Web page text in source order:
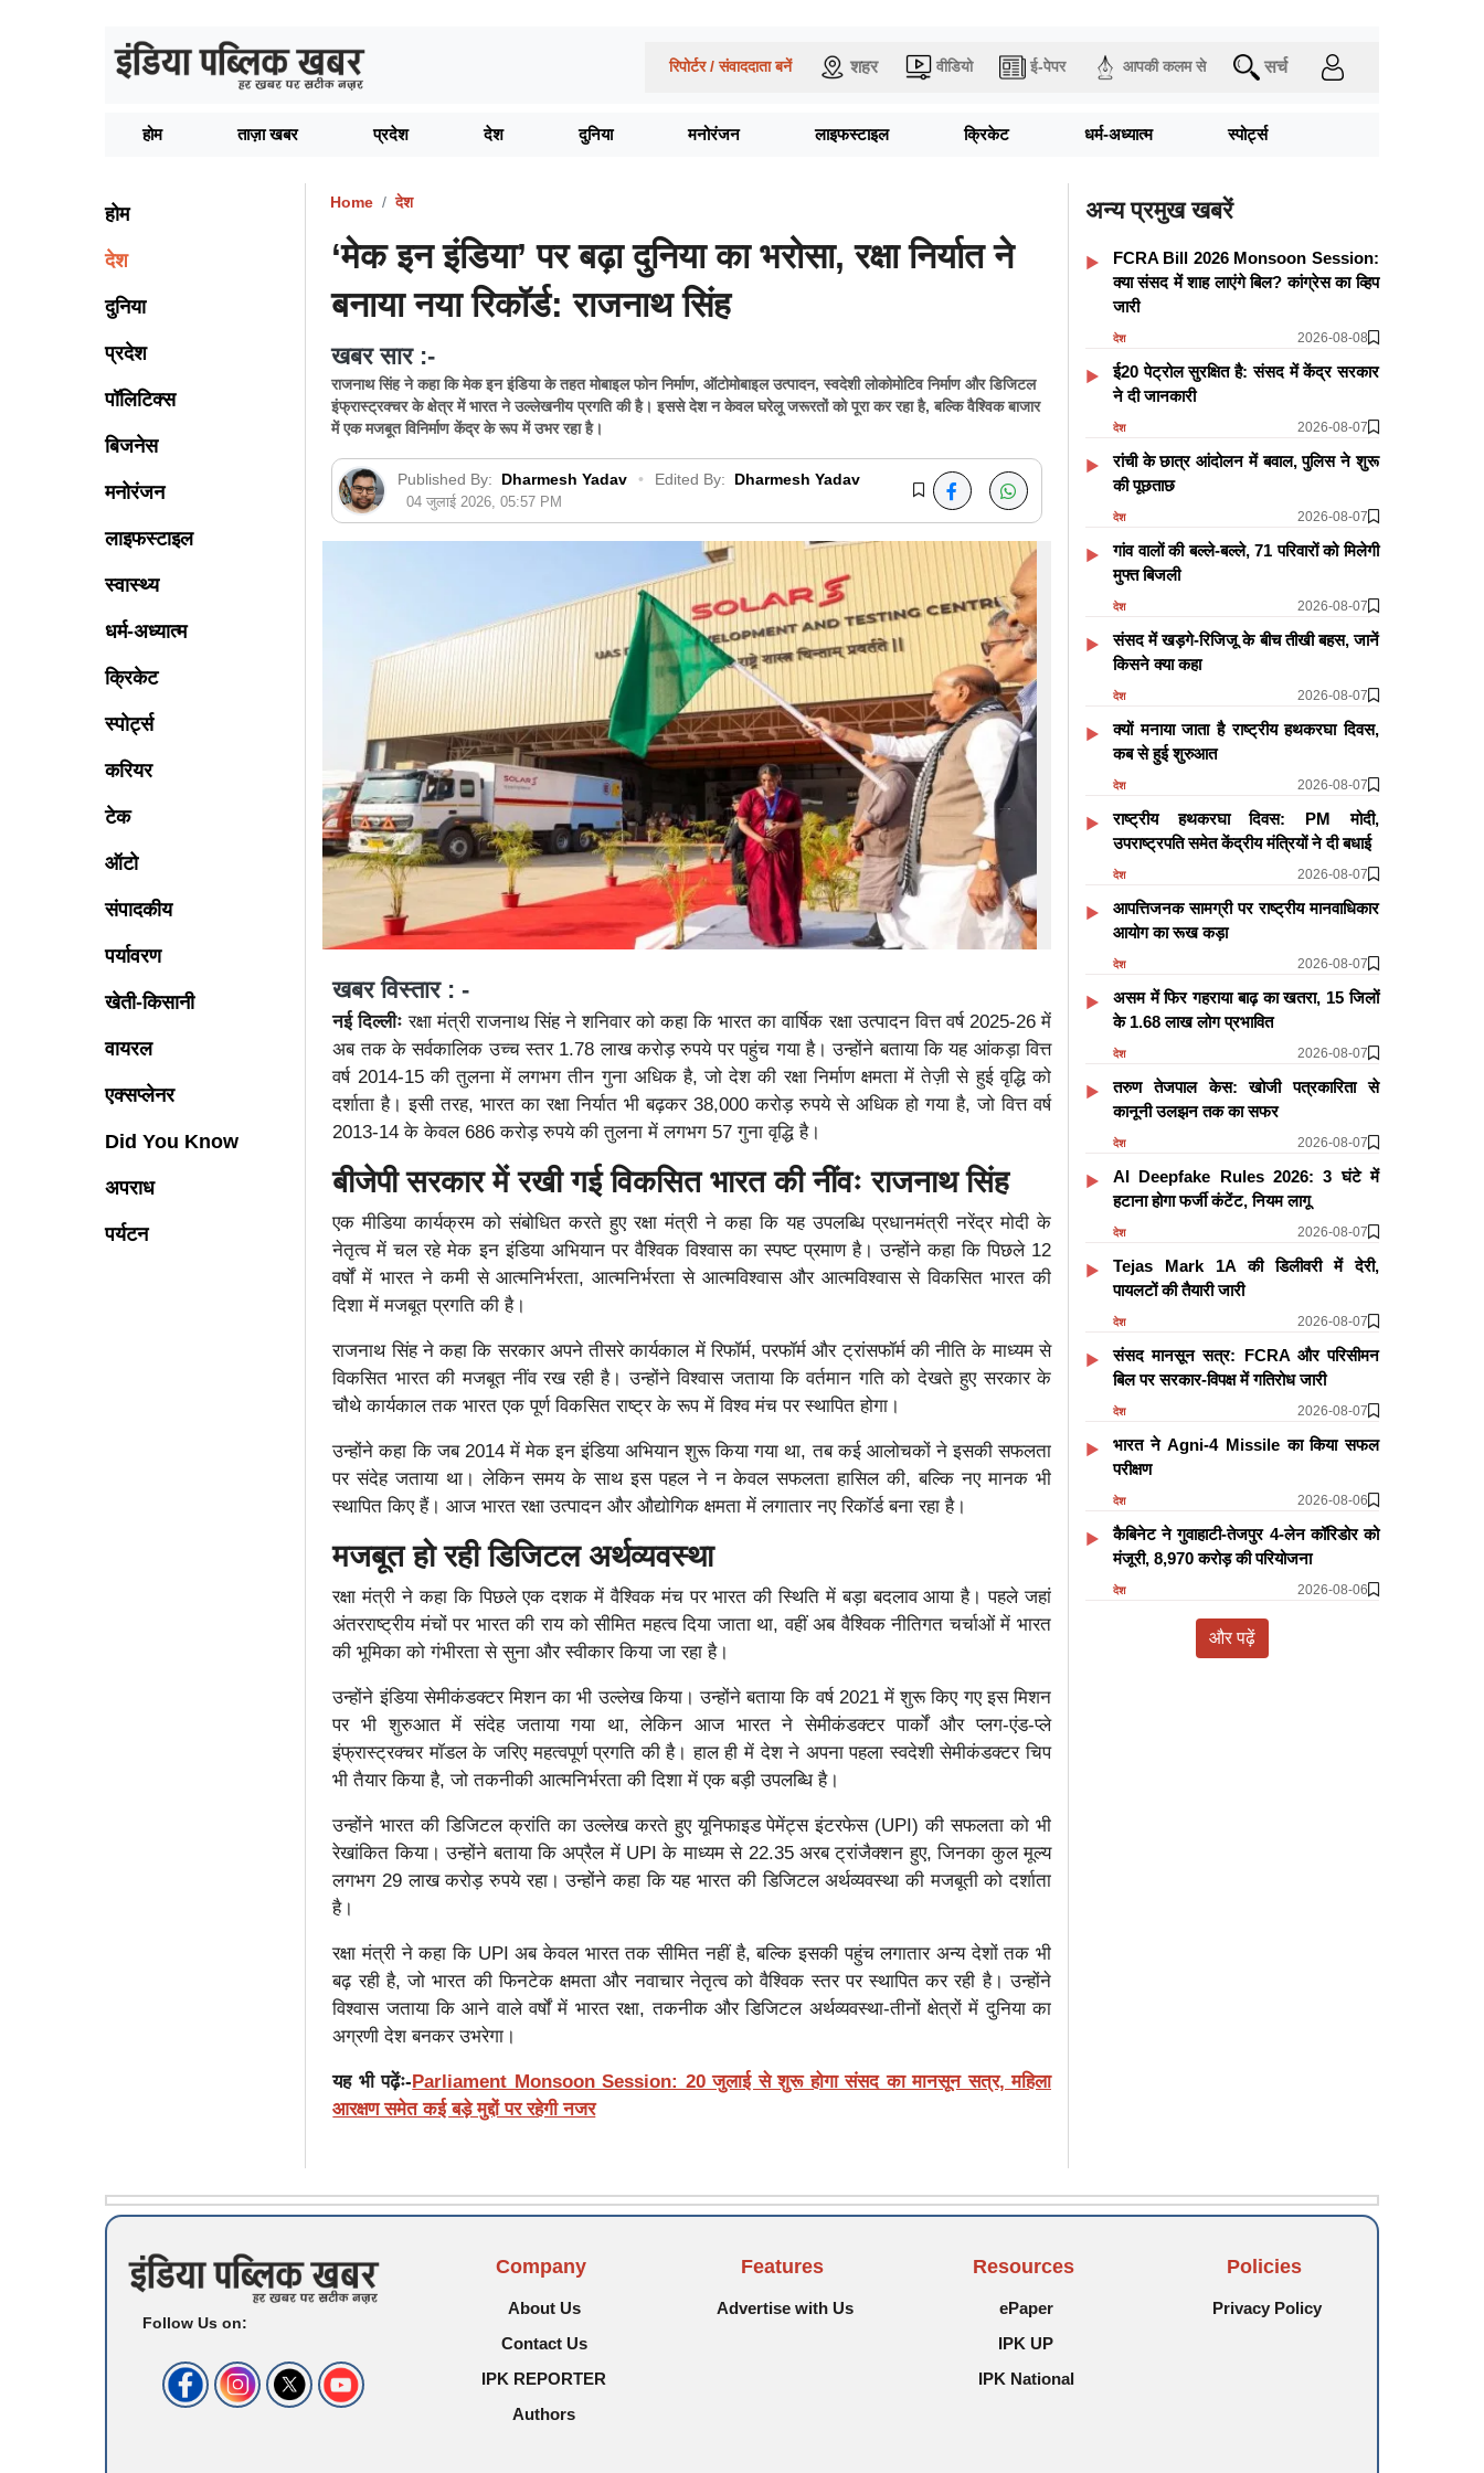
रिपोर्टर / संवाददाता बनें शहर वीडियो ई-पेपर आपकी कलम से सर्च
होम ताज़ा खबर प्रदेश देश दुनिया मनोरंजन लाइफस्टाइल क्रिकेट धर्म-अध्यात्म स्पोर्ट्स
होम
देश
दुनिया
प्रदेश
पॉलिटिक्स
बिजनेस
मनोरंजन
लाइफस्टाइल
स्वास्थ्य
धर्म-अध्यात्म
क्रिकेट
स्पोर्ट्स
करियर
टेक
ऑटो
संपादकीय
पर्यावरण
खेती-किसानी
वायरल
एक्सप्लेनर
Did You Know
अपराध
पर्यटन
Home देश
‘मेक इन इंडिया’ पर बढ़ा दुनिया का भरोसा, रक्षा निर्यात ने
बनाया नया रिकॉर्ड: राजनाथ सिंह
खबर सार :-
राजनाथ सिंह ने कहा कि मेक इन इंडिया के तहत मोबाइल फोन निर्माण, ऑटोमोबाइल उत्पादन, स्वदेशी लोकोमोटिव निर्माण और डिजिटल
इंफ्रास्ट्रक्चर के क्षेत्र में भारत ने उल्लेखनीय प्रगति की है। इससे देश न केवल घरेलू जरूरतों को पूरा कर रहा है, बल्कि वैश्विक बाजार
में एक मजबूत विनिर्माण केंद्र के रूप में उभर रहा है।
Published By: Dharmesh Yadav • Edited By: Dharmesh Yadav
04 जुलाई 2026, 05:57 PM
खबर विस्तार : -
नई दिल्लीःरक्षा मंत्री राजनाथ सिंह ने शनिवार को कहा कि भारत का वार्षिक रक्षा उत्पादन वित्त वर्ष 2025-26 में
अब तक के सर्वकालिक उच्च स्तर 1.78 लाख करोड़ रुपये पर पहुंच गया है। उन्होंने बताया कि यह आंकड़ा वित्त
वर्ष 2014-15 की तुलना में लगभग तीन गुना अधिक है, जो देश की रक्षा निर्माण क्षमता में तेज़ी से हुई वृद्धि को
दर्शाता है। इसी तरह, भारत का रक्षा निर्यात भी बढ़कर 38,000 करोड़ रुपये से अधिक हो गया है, जो वित्त वर्ष
2013-14 के केवल 686 करोड़ रुपये की तुलना में लगभग 57 गुना वृद्धि है।
बीजेपी सरकार में रखी गई विकसित भारत की नींवः राजनाथ सिंह
एक मीडिया कार्यक्रम को संबोधित करते हुए रक्षा मंत्री ने कहा कि यह उपलब्धि प्रधानमंत्री नरेंद्र मोदी के
नेतृत्व में चल रहे मेक इन इंडिया अभियान पर वैश्विक विश्वास का स्पष्ट प्रमाण है। उन्होंने कहा कि पिछले 12
वर्षों में भारत ने कमी से आत्मनिर्भरता, आत्मनिर्भरता से आत्मविश्वास और आत्मविश्वास से विकसित भारत की
दिशा में मजबूत प्रगति की है।
राजनाथ सिंह ने कहा कि सरकार अपने तीसरे कार्यकाल में रिफॉर्म, परफॉर्म और ट्रांसफॉर्म की नीति के माध्यम से
विकसित भारत की मजबूत नींव रख रही है। उन्होंने विश्वास जताया कि वर्तमान गति को देखते हुए सरकार के
चौथे कार्यकाल तक भारत एक पूर्ण विकसित राष्ट्र के रूप में विश्व मंच पर स्थापित होगा।
उन्होंने कहा कि जब 2014 में मेक इन इंडिया अभियान शुरू किया गया था, तब कई आलोचकों ने इसकी सफलता
पर संदेह जताया था। लेकिन समय के साथ इस पहल ने न केवल सफलता हासिल की, बल्कि नए मानक भी
स्थापित किए हैं। आज भारत रक्षा उत्पादन और औद्योगिक क्षमता में लगातार नए रिकॉर्ड बना रहा है।
मजबूत हो रही डिजिटल अर्थव्यवस्था
रक्षा मंत्री ने कहा कि पिछले एक दशक में वैश्विक मंच पर भारत की स्थिति में बड़ा बदलाव आया है। पहले जहां
अंतरराष्ट्रीय मंचों पर भारत की राय को सीमित महत्व दिया जाता था, वहीं अब वैश्विक नीतिगत चर्चाओं में भारत
की भूमिका को गंभीरता से सुना और स्वीकार किया जा रहा है।
उन्होंने इंडिया सेमीकंडक्टर मिशन का भी उल्लेख किया। उन्होंने बताया कि वर्ष 2021 में शुरू किए गए इस मिशन
पर भी शुरुआत में संदेह जताया गया था, लेकिन आज भारत ने सेमीकंडक्टर पार्कों और प्लग-एंड-प्ले
इंफ्रास्ट्रक्चर मॉडल के जरिए महत्वपूर्ण प्रगति की है। हाल ही में देश ने अपना पहला स्वदेशी सेमीकंडक्टर चिप
भी तैयार किया है, जो तकनीकी आत्मनिर्भरता की दिशा में एक बड़ी उपलब्धि है।
उन्होंने भारत की डिजिटल क्रांति का उल्लेख करते हुए यूनिफाइड पेमेंट्स इंटरफेस (UPI) की सफलता को भी
रेखांकित किया। उन्होंने बताया कि अप्रैल में UPI के माध्यम से 22.35 अरब ट्रांजैक्शन हुए, जिनका कुल मूल्य
लगभग 29 लाख करोड़ रुपये रहा। उन्होंने कहा कि यह भारत की डिजिटल अर्थव्यवस्था की मजबूती को दर्शाता
है।
रक्षा मंत्री ने कहा कि UPI अब केवल भारत तक सीमित नहीं है, बल्कि इसकी पहुंच लगातार अन्य देशों तक भी
बढ़ रही है, जो भारत की फिनटेक क्षमता और नवाचार नेतृत्व को वैश्विक स्तर पर स्थापित कर रही है। उन्होंने
विश्वास जताया कि आने वाले वर्षों में भारत रक्षा, तकनीक और डिजिटल अर्थव्यवस्था-तीनों क्षेत्रों में दुनिया का
अग्रणी देश बनकर उभरेगा।
यह भी पढ़ेंः-Parliament Monsoon Session: 20 जुलाई से शुरू होगा संसद का मानसून सत्र, महिला
आरक्षण समेत कई बड़े मुद्दों पर रहेगी नजर
अन्य प्रमुख खबरें
FCRA Bill 2026 Monsoon Session:
क्या संसद में शाह लाएंगे बिल? कांग्रेस का व्हिप
जारी
देश 2026-08-08
ई20 पेट्रोल सुरक्षित है: संसद में केंद्र सरकार
ने दी जानकारी
देश 2026-08-07
रांची के छात्र आंदोलन में बवाल, पुलिस ने शुरू
की पूछताछ
देश 2026-08-07
गांव वालों की बल्ले-बल्ले, 71 परिवारों को मिलेगी
मुफ्त बिजली
देश 2026-08-07
संसद में खड़गे-रिजिजू के बीच तीखी बहस, जानें
किसने क्या कहा
देश 2026-08-07
क्यों मनाया जाता है राष्ट्रीय हथकरघा दिवस,
कब से हुई शुरुआत
देश 2026-08-07
राष्ट्रीय हथकरघा दिवस: PM मोदी,
उपराष्ट्रपति समेत केंद्रीय मंत्रियों ने दी बधाई
देश 2026-08-07
आपत्तिजनक सामग्री पर राष्ट्रीय मानवाधिकार
आयोग का रूख कड़ा
देश 2026-08-07
असम में फिर गहराया बाढ़ का खतरा, 15 जिलों
के 1.68 लाख लोग प्रभावित
देश 2026-08-07
तरुण तेजपाल केस: खोजी पत्रकारिता से
कानूनी उलझन तक का सफर
देश 2026-08-07
AI Deepfake Rules 2026: 3 घंटे में
हटाना होगा फर्जी कंटेंट, नियम लागू
देश 2026-08-07
Tejas Mark 1A की डिलीवरी में देरी,
पायलटों की तैयारी जारी
देश 2026-08-07
संसद मानसून सत्र: FCRA और परिसीमन
बिल पर सरकार-विपक्ष में गतिरोध जारी
देश 2026-08-07
भारत ने Agni-4 Missile का किया सफल
परीक्षण
देश 2026-08-06
कैबिनेट ने गुवाहाटी-तेजपुर 4-लेन कॉरिडोर को
मंजूरी, 8,970 करोड़ की परियोजना
देश 2026-08-06
और पढ़ें
Follow Us on:
Company
About Us
Contact Us
IPK REPORTER
Authors
Features
Advertise with Us
Resources
ePaper
IPK UP
IPK National
Policies
Privacy Policy